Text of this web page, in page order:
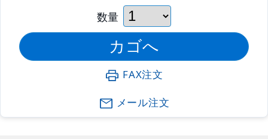
数量
FAX注文
メール注文